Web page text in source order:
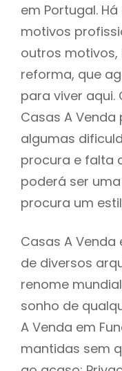
em Portugal.
motivos
outros
reforma, que
para viver aqui.
Casas A
algumas
procura e falta
poderá ser
procura um
Casas A
de diversos
renome
sonho de
A Venda em
mantidas sem